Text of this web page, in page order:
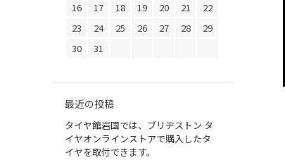
16
17 18 19 20 21
22
23
24 25 26 27 28
29
30
31
最近の投稿
タイヤ館岩国では、ブリヂストン タ
イヤオンラインストアで購入したタ
イヤを取付できます。